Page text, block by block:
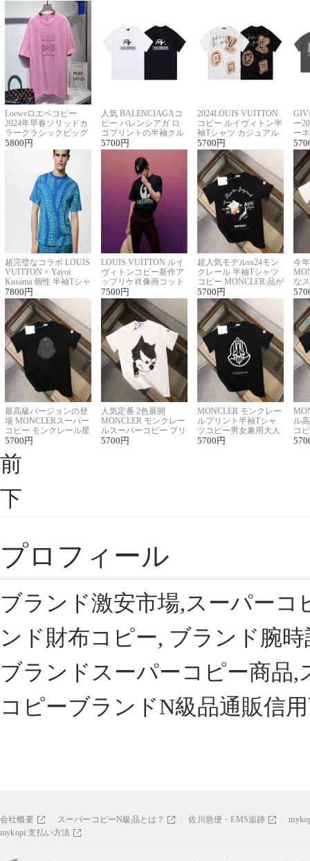
Loeweロエベコピー
2024年早春ソリッドカ
ラークラシックビッグ
ロゴ刺繍Tシャツ
5800 円
人気 BALENCIAGAコ
ピー バレンシアガ ロ
ゴプリントの半袖クル
ーネックTシャツ
5700 円
2024LOUIS VUITTON
コピー ルイヴィトン半
袖Tシャツ カジュアル
に馴染む 2色展開
5700 円
ー
ー
ー
超完璧なコラボ LOUIS
VUITTON × Yayoi
Kusama 個性 半袖Tシャ
ツコピー男女兼用
7800 円
LOUIS VUITTON ルイ
ヴィトンコピー新作ア
ップリケ肖像画コット
ンニット半袖Tシャツ
7500 円
超人気モデルss24モン
クレール 半袖Tシャツ
コピー MONCLER 品が
良く見た目
5700 円
今
な
ル
最高級バージョンの登
場 MONCLERスーパー
コピー モンクレール星
座半袖Tシャツ
5700 円
人気定番 2色展開
MONCLER モンクレー
ルスーパーコピー プリ
ント半袖Tシャツ
5700 円
MONCLER モンクレー
ルプリント半袖Tシャ
ツコピー男女兼用大人
可愛い春夏コーデ
5700 円
ル
コ
ィ
前
下
プロフィール
ブランド激安市場,スーパー
ンド財布コピー, ブランド腕
ブランドスーパーコピー商品
コピーブランドN級品通販信
会社概要 スーパーコピーN級品とは？ 佐川急便・EMS追跡
mykopi 支払い方法